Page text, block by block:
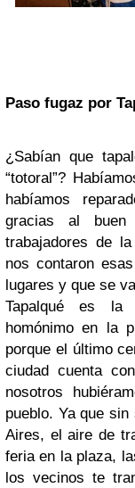
Paso fugaz por
¿Sabían que
“totoral”?
habíamos
gracias al buen
trabajadores de
nos contaron
lugares y que se
Tapalqué es la
homónimo en la
porque el último
ciudad cuenta
nosotros
pueblo. Ya que
Aires, el aire de
feria en la plaza,
los vecinos te